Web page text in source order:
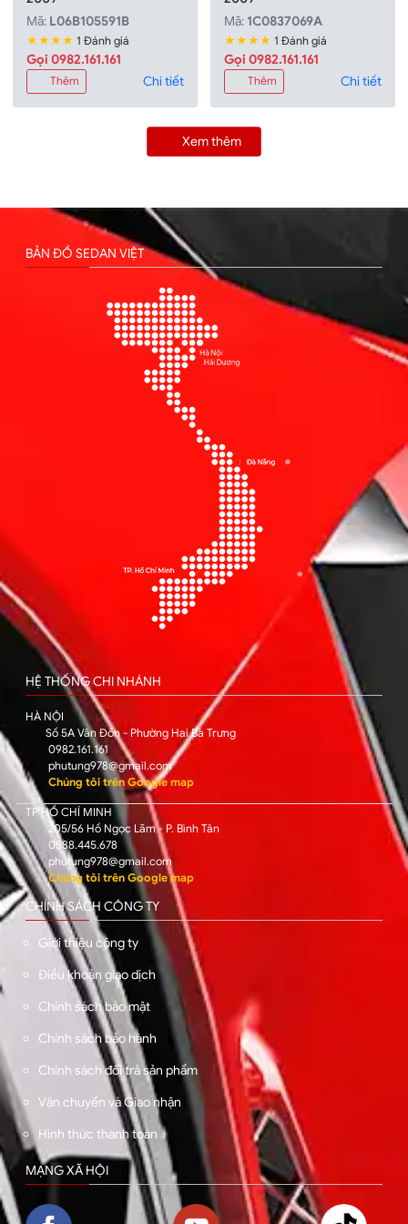
Mã: L06B105591B
★★★★ 1 Đánh giá
Gọi 0982.161.161
Thêm Chi tiết
Mã: 1C0837069A
★★★★ 1 Đánh giá
Gọi 0982.161.161
Thêm Chi tiết
Xem thêm
BẢN ĐỒ SEDAN VIỆT
HỆ THỐNG CHI NHÁNH
HÀ NỘI
Số 5A Vân Đồn - Phường Hai Bà Trưng
0982.161.161
phutung978@gmail.com
Chúng tôi trên Google map
TP HỒ CHÍ MINH
205/56 Hồ Ngọc Lãm - P. Bình Tân
0588.445.678
phutung978@gmail.com
Chúng tôi trên Google map
CHÍNH SÁCH CÔNG TY
Giới thiệu công ty
Điều khoản giao dịch
Chính sách bảo mật
Chính sách bảo hành
Chính sách đổi trả sản phẩm
Vận chuyển và Giao nhận
Hình thức thanh toán
MẠNG XÃ HỘI